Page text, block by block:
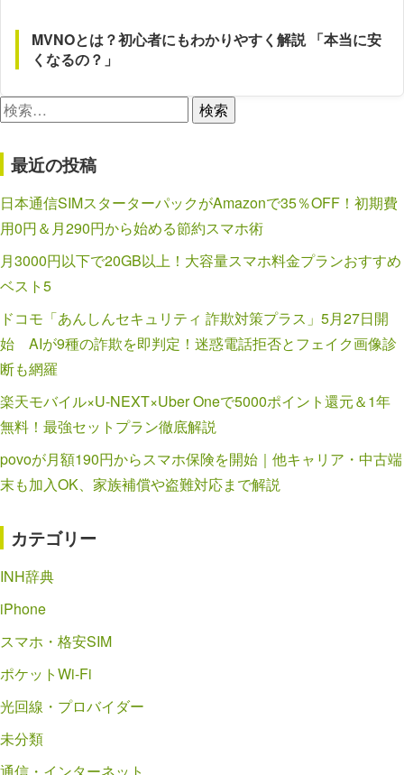
MVNOとは？初心者にもわかりやすく解説 「本当に安
くなるの？」
検
最近の投稿
日本通信SIMスターターパックがAmazonで35％OFF！初期費
用0円＆月290円から始める節約スマホ術
月3000円以下で20GB以上！大容量スマホ料金プランおすすめ
ベスト5
ドコモ「あんしんセキュリティ 詐欺対策プラス」5月27日開
始 AIが9種の詐欺を即判定！迷惑電話拒否とフェイク画像診
断も網羅
楽天モバイル×U-NEXT×Uber Oneで5000ポイント還元＆1年
無料！最強セットプラン徹底解説
povoが月額190円からスマホ保険を開始｜他キャリア・中古端
末も加入OK、家族補償や盗難対応まで解説
カテゴリー
INH辞典
iPhone
スマホ・格安SIM
ポケットWi-Fi
光回線・プロバイダー
未分類
通信・インターネット